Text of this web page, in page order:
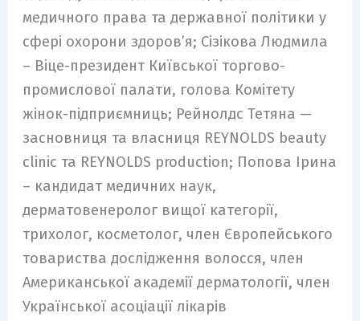
медичного права та державної політики у
сфері охорони здоров’я; Сізікова Людмила
– Віце-президент Київської торгово-
промислової палати, голова Комітету
жінок-підприємниць; Рейнолдс Тетяна —
засновниця та власниця REYNOLDS beauty
clinic та REYNOLDS production; Попова Ірина
– кандидат медичних наук,
дерматовенеролог вищої категорії,
трихолог, косметолог, член Європейського
товариства дослідження волосся, член
Американської академії дерматології, член
Української асоціації лікарів